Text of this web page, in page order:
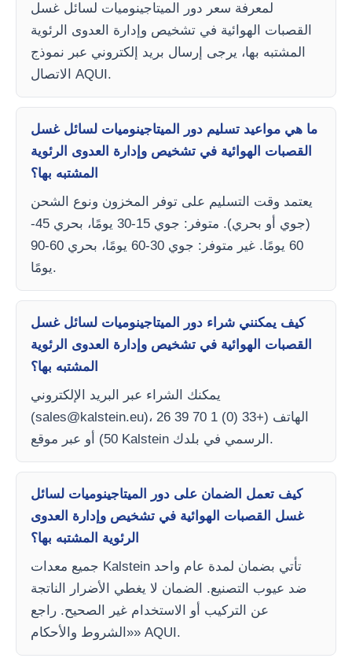
لمعرفة سعر دور الميتاجينوميات لسائل غسل
القصبات الهوائية في تشخيص وإدارة العدوى الرئوية
المشتبه بها، يرجى إرسال بريد إلكتروني عبر نموذج
الاتصال AQUI.
ما هي مواعيد تسليم دور الميتاجينوميات لسائل غسل
القصبات الهوائية في تشخيص وإدارة العدوى الرئوية
المشتبه بها؟
يعتمد وقت التسليم على توفر المخزون ونوع الشحن
(جوي أو بحري). متوفر: جوي 15-30 يومًا، بحري 45-
60 يومًا. غير متوفر: جوي 30-60 يومًا، بحري 60-90
يومًا.
كيف يمكنني شراء دور الميتاجينوميات لسائل غسل
القصبات الهوائية في تشخيص وإدارة العدوى الرئوية
المشتبه بها؟
يمكنك الشراء عبر البريد الإلكتروني
(sales@kalstein.eu)، الهاتف (+33 (0) 1 70 39 26
50) أو عبر موقع Kalstein الرسمي في بلدك.
كيف تعمل الضمان على دور الميتاجينوميات لسائل
غسل القصبات الهوائية في تشخيص وإدارة العدوى
الرئوية المشتبه بها؟
جميع معدات Kalstein تأتي بضمان لمدة عام واحد
ضد عيوب التصنيع. الضمان لا يغطي الأضرار الناتجة
عن التركيب أو الاستخدام غير الصحيح. راجع
«الشروط والأحكام» AQUI.